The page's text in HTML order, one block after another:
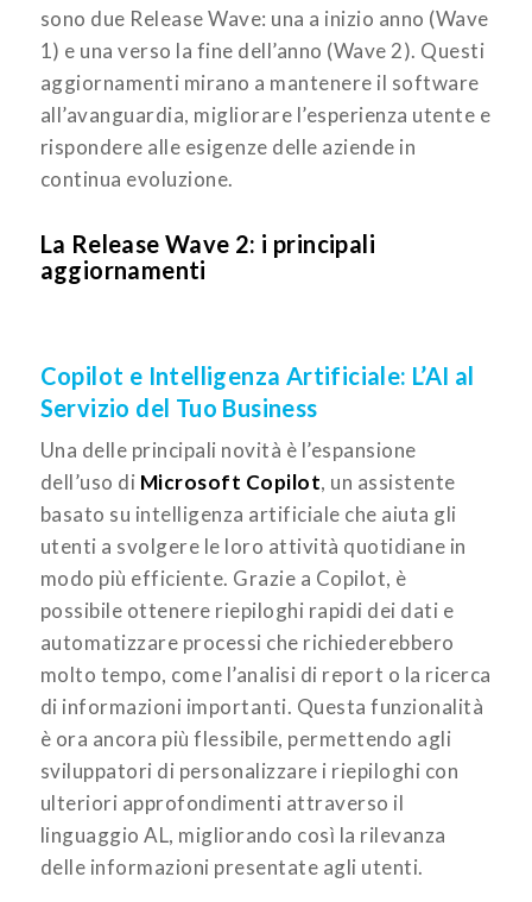
sono due Release Wave: una a inizio anno (Wave
1) e una verso la fine dell’anno (Wave 2). Questi
aggiornamenti mirano a mantenere il software
all’avanguardia, migliorare l’esperienza utente e
rispondere alle esigenze delle aziende in
continua evoluzione.
La Release Wave 2: i principali
aggiornamenti
Copilot e Intelligenza Artificiale: L’AI al
Servizio del Tuo Business
Una delle principali novità è l’espansione
dell’uso di Microsoft Copilot, un assistente
basato su intelligenza artificiale che aiuta gli
utenti a svolgere le loro attività quotidiane in
modo più efficiente. Grazie a Copilot, è
possibile ottenere riepiloghi rapidi dei dati e
automatizzare processi che richiederebbero
molto tempo, come l’analisi di report o la ricerca
di informazioni importanti. Questa funzionalità
è ora ancora più flessibile, permettendo agli
sviluppatori di personalizzare i riepiloghi con
ulteriori approfondimenti attraverso il
linguaggio AL, migliorando così la rilevanza
delle informazioni presentate agli utenti.